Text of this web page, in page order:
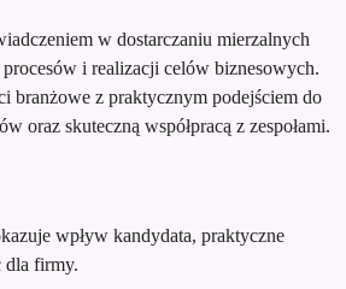
w dostarczaniu mierzalnych
i realizacji celów biznesowych.
branżowe z praktycznym podejściem do
oraz skuteczną współpracą z zespołami.
wpływ kandydata, praktyczne
dla firmy.